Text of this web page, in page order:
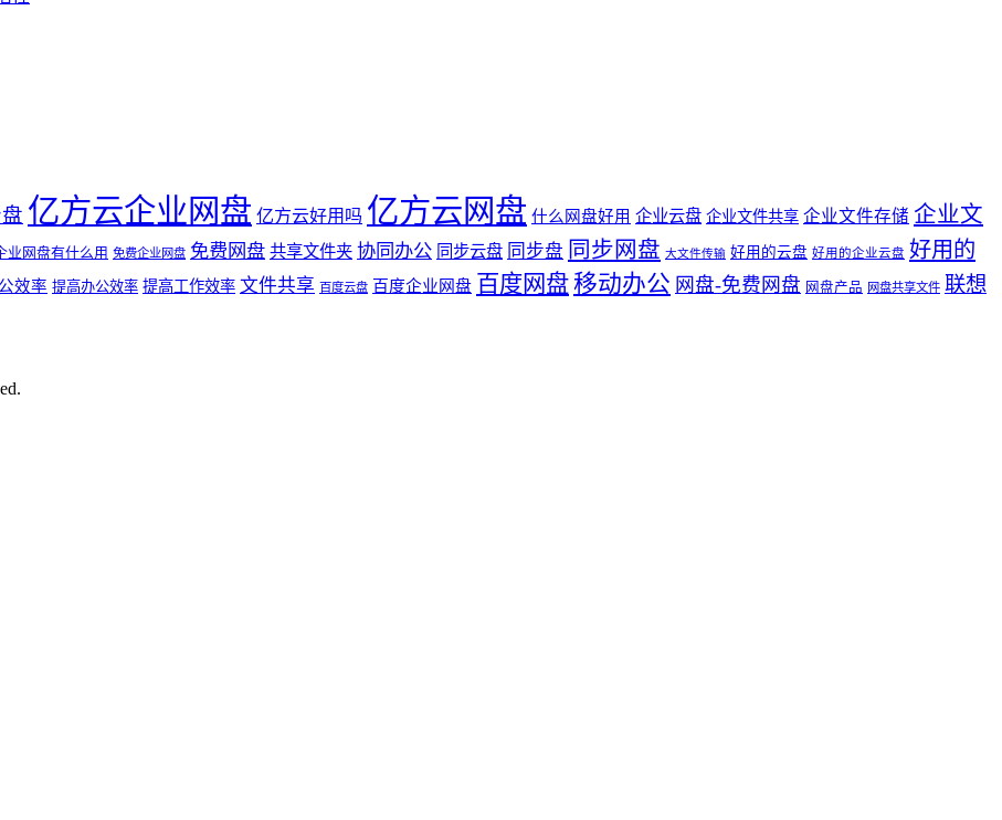
亿方云企业网盘 亿方云好用吗 亿方云网盘 什么网盘好用 企业云盘 企业文件共享 企业文件存储 企业文
业网盘有什么用 免费企业网盘 免费网盘 共享文件夹 协同办公 同步云盘 同步盘 同步网盘 大文件传输 好用的云盘 好用的企业云盘 好用的
效率 提高办公效率 提高工作效率 文件共享 百度云盘 百度企业网盘 百度网盘 移动办公 网盘-免费网盘 网盘产品 网盘共享文件 联想